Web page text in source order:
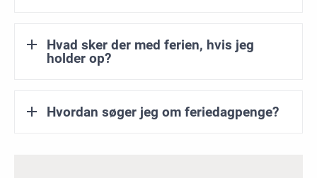
Hvad sker der med ferien, hvis jeg
holder op?
Hvordan søger jeg om feriedagpenge?